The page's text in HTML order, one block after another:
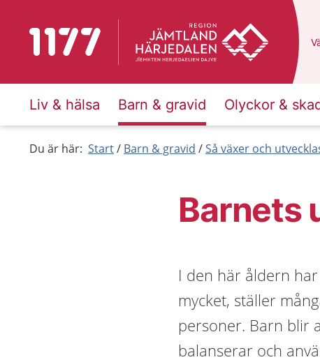
Till startsidan för 1177
Liv & hälsa Barn & gravid Olyckor &
Du är här: Start Barn & gravid Så växer och
Barnets
I den här åldern
mycket, ställer
personer. Barn blir
balanserar och